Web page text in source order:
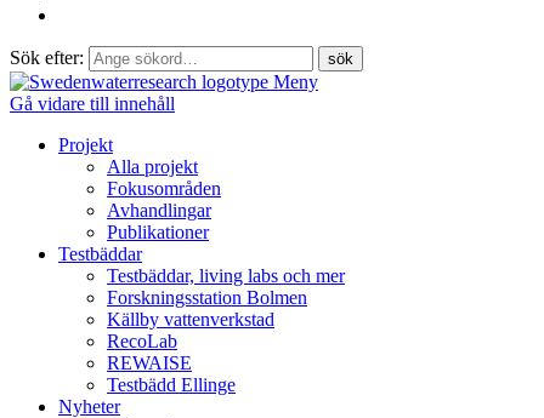
Sök efter:
Meny
Gå vidare till innehåll
Projekt
Alla projekt
Fokusområden
Avhandlingar
Publikationer
Testbäddar
Testbäddar, living labs och mer
Forskningsstation Bolmen
Källby vattenverkstad
RecoLab
REWAISE
Testbädd Ellinge
Nyheter